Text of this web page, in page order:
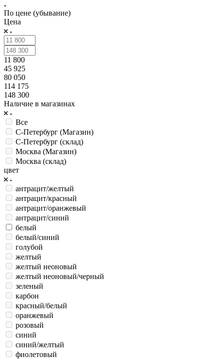
По цене (убывание)
Цена
11 800
45 925
80 050
114 175
148 300
Наличие в магазинах
Все
С-Петербург (Магазин)
С-Петербург (склад)
Москва (Магазин)
Москва (склад)
цвет
антрацит/желтый
антрацит/красный
антрацит/оранжевый
антрацит/синий
белый
белый/синий
голубой
желтый
желтый неоновый
желтый неоновый/черный
зеленый
карбон
красный/белый
оранжевый
розовый
синий
синий/желтый
фиолетовый